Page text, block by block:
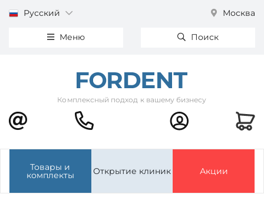
Русский Москва
Меню Поиск
Комплексный подход к вашему бизнесу
Товары и
комплекты Открытие клиник Акции